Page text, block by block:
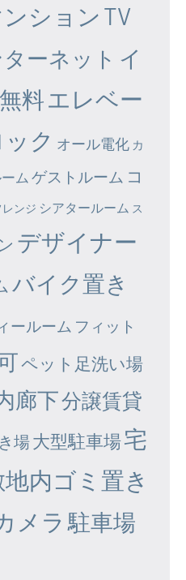
ション TV
ーネット イ
料エレベー
ク オール電化 カ
ム ゲストルーム コ
レンジ シアタールーム ス
デザイナー
バイク置き
ールーム フィット
ペット足洗い場
廊下分譲賃貸
場大型駐車場宅
地内ゴミ置き
メラ 駐車場